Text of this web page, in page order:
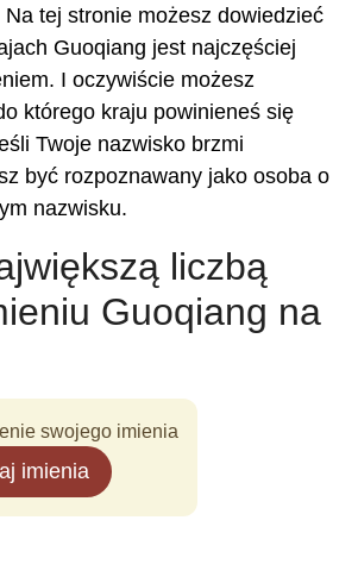
tej stronie możesz dowiedzieć
Guoqiang jest najczęściej
I oczywiście możesz
którego kraju powinieneś się
Twoje nazwisko brzmi
być rozpoznawany jako osoba o
nazwisku.
liczbą
Guoqiang na
swojego imienia
imienia